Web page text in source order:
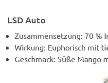
LSD Auto
Zusammensetzung: 70 %
Wirkung: Euphorisch mit
Geschmack: Süße Mango